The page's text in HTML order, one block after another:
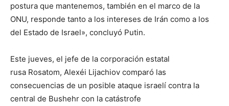
postura que mantenemos, también en el marco de la
ONU, responde tanto a los intereses de Irán como a los
del Estado de Israel», concluyó Putin.
Este jueves, el jefe de la corporación estatal
rusa Rosatom, Alexéi Lijachiov comparó las
consecuencias de un posible ataque israelí contra la
central de Bushehr con la catástrofe